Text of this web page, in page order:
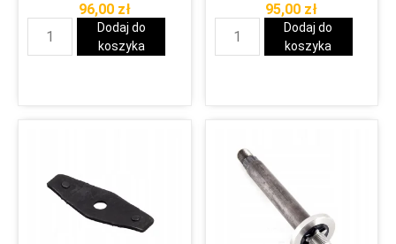
96,00 zł
Dodaj do
koszyka
95,00 zł
Dodaj do
koszyka